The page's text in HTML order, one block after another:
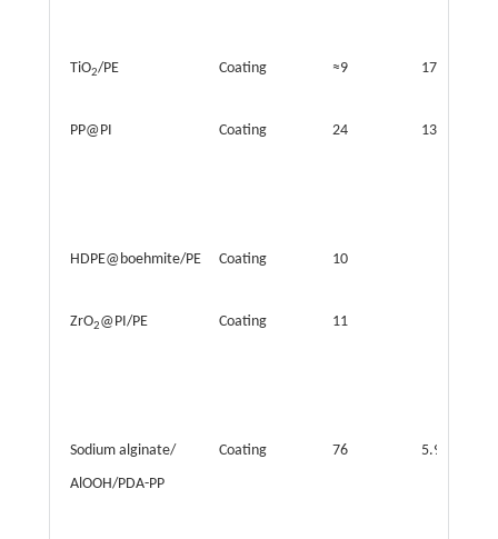
TiO2/PE Coating ≈9 17
PP@PI Coating 24 138
HDPE@boehmite/PE Coating 10
ZrO2@PI/PE Coating 11
Sodium alginate/
AlOOH/PDA-PP
Coating 76 5.9